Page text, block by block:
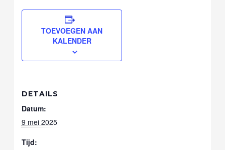
TOEVOEGEN AAN
KALENDER
DETAILS
Datum:
9 mei 2025
Tijd: